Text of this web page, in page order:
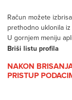
Račun možete
prethodno uklonila iz
U gornjem meniju
Briši listu profila
NAKON
PRISTUP